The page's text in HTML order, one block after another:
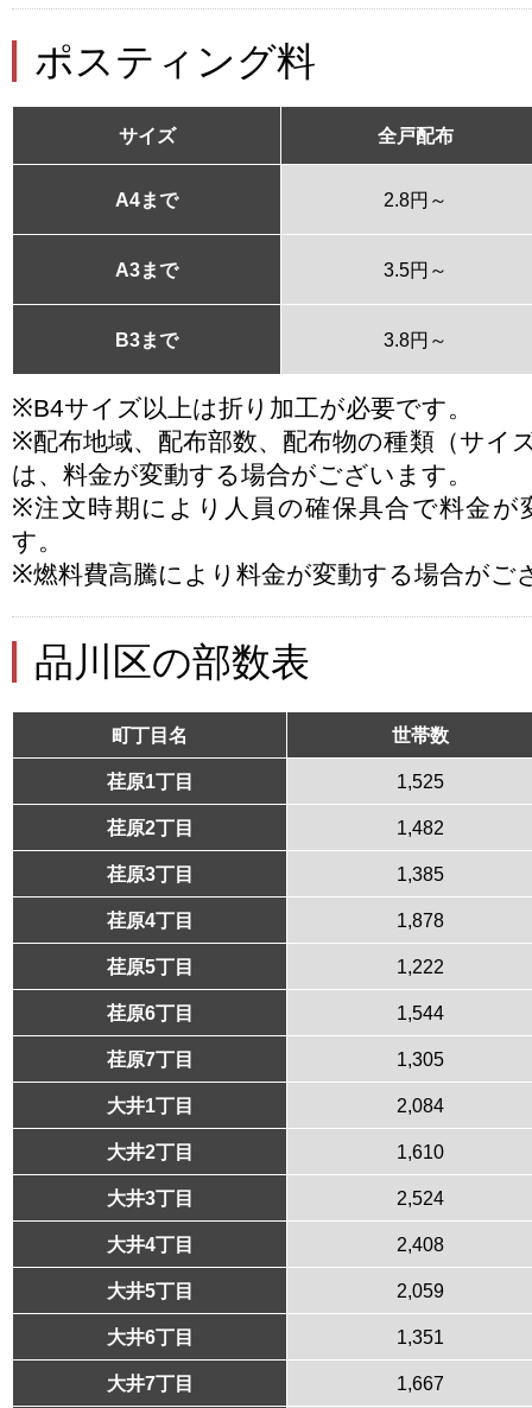
ポスティング料
サイズ 全戸配布
A4まで 2.8円～
A3まで 3.5円～
B3まで 3.8円～
※B4サイズ以上は折り加工が必要です。
※配布地域、配布部数、配布物の種類（サイ
は、料金が変動する場合がございます。
※注文時期により人員の確保具合で料金が
す。
※燃料費高騰により料金が変動する場合がご
品川区の部数表
町丁目名 世帯数
荏原1丁目 1,525
荏原2丁目 1,482
荏原3丁目 1,385
荏原4丁目 1,878
荏原5丁目 1,222
荏原6丁目 1,544
荏原7丁目 1,305
大井1丁目 2,084
大井2丁目 1,610
大井3丁目 2,524
大井4丁目 2,408
大井5丁目 2,059
大井6丁目 1,351
大井7丁目 1,667